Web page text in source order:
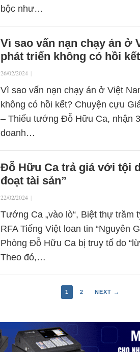
bộc như…
Vì sao vấn nạn chạy án ở
phát triển không có hồi
26/02/2024 |
Vì sao vấn nạn chạy án ở Việt
không có hồi kết? Chuyện cựu
– Thiếu tướng Đỗ Hữu Ca, nhận
doanh…
Đỗ Hữu Ca trả giá với tội
đoạt tài sản”
22/02/2024 |
Tướng Ca „vào lò“, Biệt thự trăm
RFA Tiếng Việt loan tin “Nguyên
Phòng Đỗ Hữu Ca bị truy tố do
Theo đó,…
1 2 NEXT →